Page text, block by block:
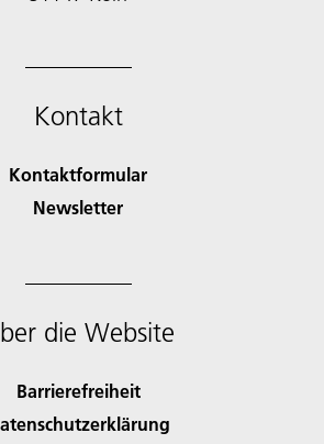
Kontakt
Kontaktformular
Newsletter
die Website
Barrierefreiheit